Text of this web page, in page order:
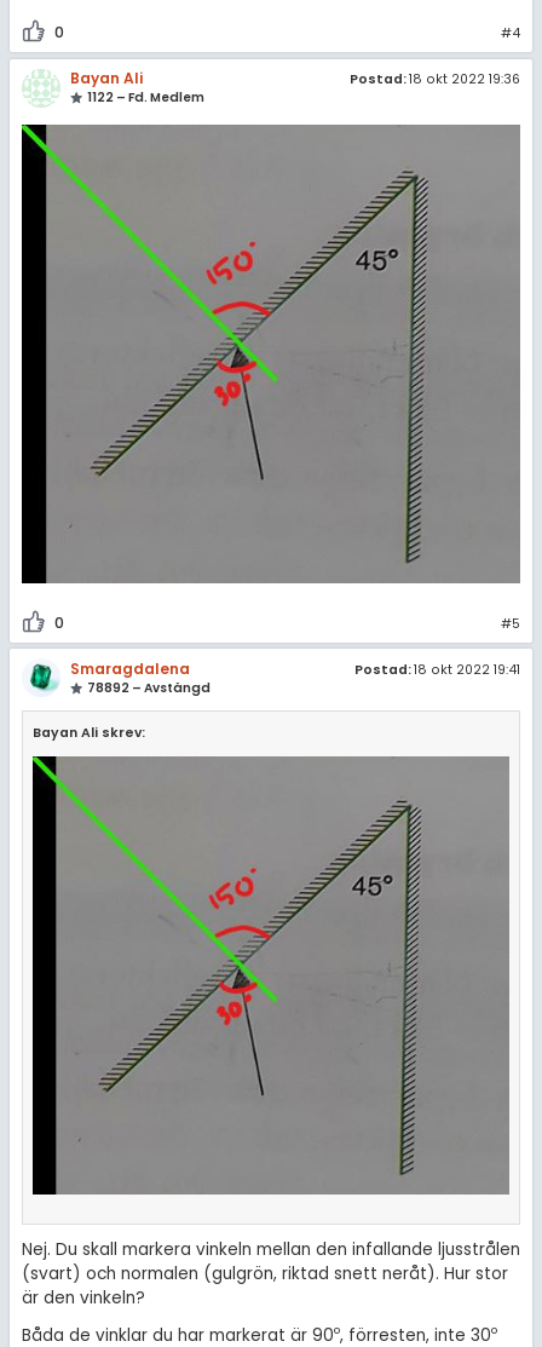
0 #4
Bayan Ali
1122 – Fd. Medlem
Postad:18 okt 2022 19:36
0 #5
Smaragdalena
78892 – Avstängd
Postad:18 okt 2022 19:41
Bayan Ali skrev:
Nej. Du skall markera vinkeln mellan den infallande ljusstrålen
(svart) och normalen (gulgrön, riktad snett neråt). Hur stor
är den vinkeln?
Båda de vinklar du har markerat är 90o, förresten, inte 30o